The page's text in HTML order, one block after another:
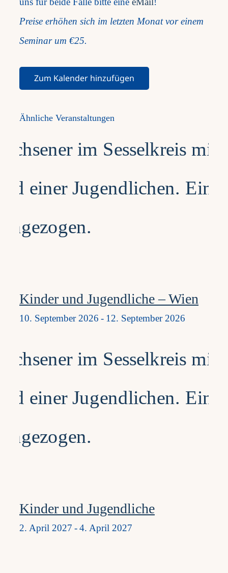
Preise erhöhen sich im letzten Monat vor einem
Seminar um €25.
Zum Kalender hinzufügen
Ähnliche Veranstaltungen
Kinder und Jugendliche – Wien
10. September 2026 - 12. September 2026
Kinder und Jugendliche
2. April 2027 -4. April 2027